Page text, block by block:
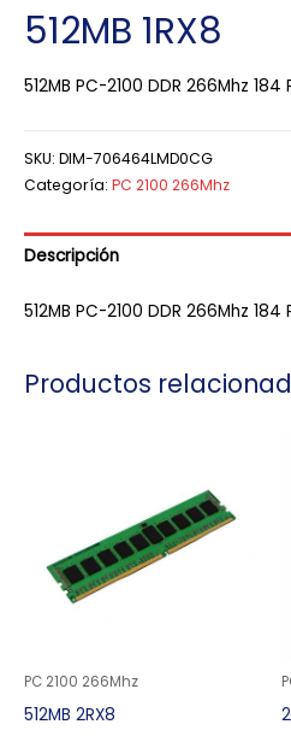
512MB 1RX8
512MB PC-2100 DDR 266Mhz 184
SKU: DIM-706464LMD0CG
Categoría: PC 2100 266Mhz
Descripción
512MB PC-2100 DDR 266Mhz 184
Productos
PC 2100 266Mhz
512MB 2RX8